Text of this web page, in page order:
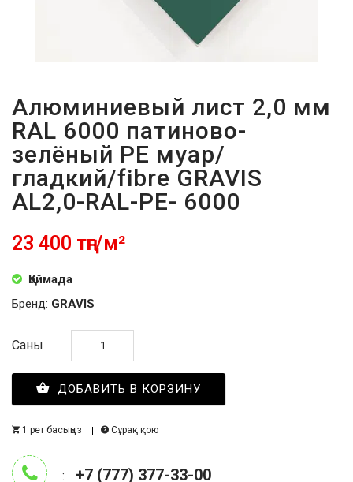
Алюминиевый лист 2,0 мм
RAL 6000 патиново-
зелёный PE муар/
гладкий/fibre GRAVIS
AL2,0-RAL-PE- 6000
23 400 тңг/м²
Қоймада
Бренд: GRAVIS
Саны
ДОБАВИТЬ В КОРЗИНУ
1 рет басыңыз Сұрақ қою
: +7 (777) 377-33-00